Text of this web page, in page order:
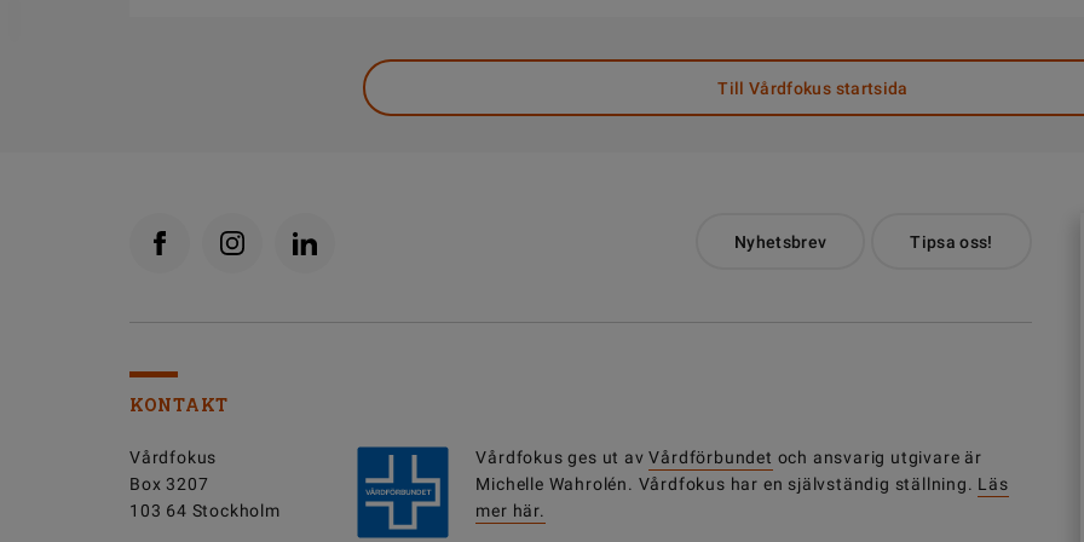
Till Vårdfokus startsida
Nyhetsbrev Tipsa oss!
KONTAKT
Vårdfokus
Box 3207
103 64 Stockholm
Vårdfokus ges ut avVårdförbundet och ansvarig utgivare är
Michelle Wahrolén. Vårdfokus har en självständig ställning. Läs
mer här.